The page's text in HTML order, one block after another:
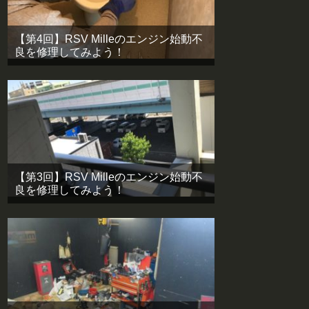
【第4回】RSV Milleのエンジン始動不
良を修理してみよう！
【第3回】RSV Milleのエンジン始動不
良を修理してみよう！